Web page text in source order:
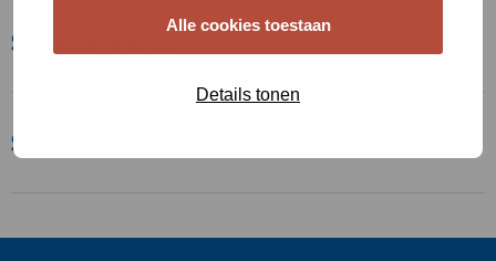
Alle cookies toestaan
Details tonen
Standaardkostprijs
Subsidie